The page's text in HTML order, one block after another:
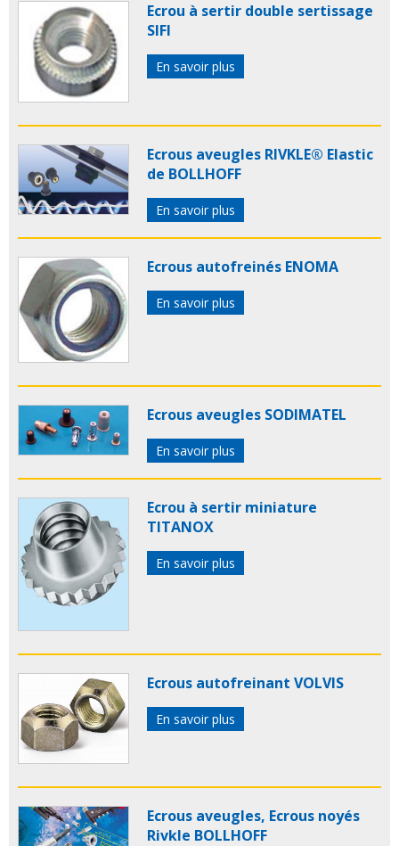
Ecrou à sertir double sertissage
SIFI
En savoir plus
Ecrous aveugles RIVKLE® Elastic
de BOLLHOFF
En savoir plus
Ecrous autofreinés ENOMA
En savoir plus
Ecrous aveugles SODIMATEL
En savoir plus
Ecrou à sertir miniature
TITANOX
En savoir plus
Ecrous autofreinant VOLVIS
En savoir plus
Ecrous aveugles, Ecrous noyés
Rivkle BOLLHOFF